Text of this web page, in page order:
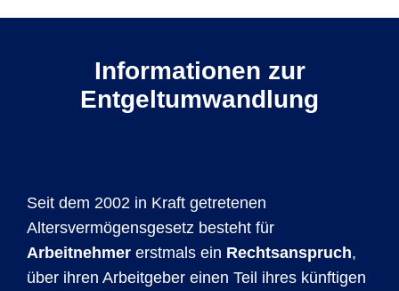
Informationen zur
Entgeltumwandlung
Seit dem 2002 in Kraft getretenen
Altersvermögensgesetz besteht für
Arbeitnehmer erstmals ein Rechtsanspruch,
über ihren Arbeitgeber einen Teil ihres künftigen